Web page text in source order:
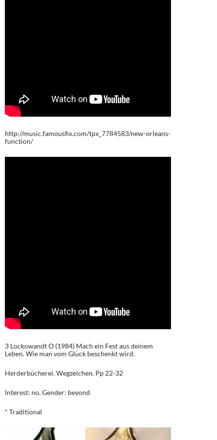
http://music.famousfix.com/tpx_7784583/new-orleans-
function/
3 Lockowandt O (1984) Mach ein Fest aus deinem
Leben. Wie man vom Glück beschenkt wird.
Herderbücherei. Wegzeichen. Pp 22-32
Interest: no, Gender: beyond
* Traditional